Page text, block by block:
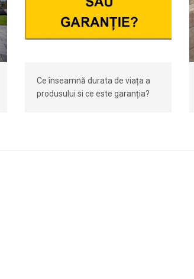
Ce înseamnă durata de viața a
produsului si ce este garanția?